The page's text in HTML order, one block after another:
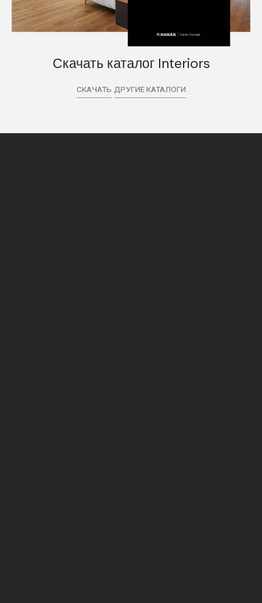
Скачать каталог Interiors
СКАЧАТЬ ДРУГИЕ КАТАЛОГИ